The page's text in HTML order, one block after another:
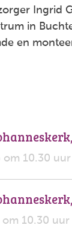
Ingrid
in
en
om 10.30 uur
10.30 uur